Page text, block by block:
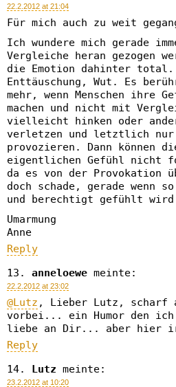
22.2.2012 at 21:04
Für mich auch zu weit
Ich wundere mich gerade
Vergleiche heran gezogen
die Emotion dahinter
Enttäuschung, Wut. Es
mehr, wenn Menschen ihre
machen und nicht mit
vielleicht hinken oder
verletzen und letztlich nur
provozieren. Dann können
eigentlichen Gefühl nicht
da es von der
doch schade, gerade wenn
und berechtigt gefühlt
Umarmung
Anne
Reply
anneloewe meinte:
22.2.2012 at 23:02
@Lutz , Lieber Lutz, scharf
vorbei... ein Humor den ich
liebe an Dir... aber hier
Reply
Lutz meinte:
23.2.2012 at 10:20